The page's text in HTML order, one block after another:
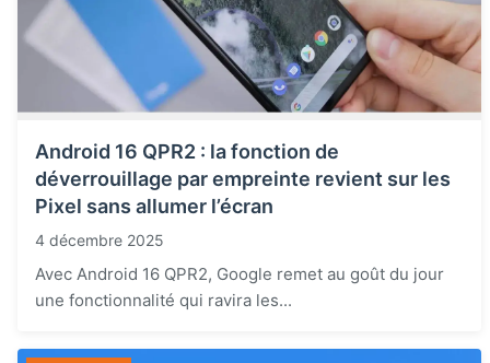
Android 16 QPR2 : la fonction de
déverrouillage par empreinte revient sur les
Pixel sans allumer l’écran
4 décembre 2025
Avec Android 16 QPR2, Google remet au goût du jour
une fonctionnalité qui ravira les...